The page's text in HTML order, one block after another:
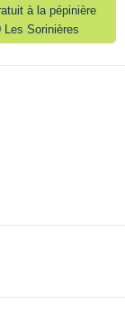
à la pépinière
Les Sorinières